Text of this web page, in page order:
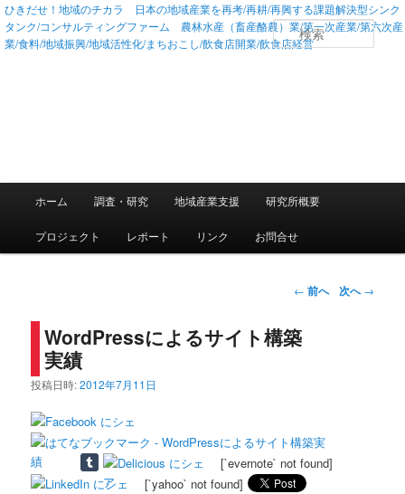
ひきだせ！地域のチカラ 日本の地域産業を再考/再耕/再興する課題解決型シンク
タンク/コンサルティングファーム 農林水産（畜産酪農）業/第一次産業/第六次産
業/食料/地域振興/地域活性化/まちおこし/飲食店開業/飲食店経営
検
索
メインコンテンツへ移動
サブコンテンツへ移動
ホーム 調査・研究 地域産業支援 研究所概要
プロジェクト レポート リンク お問合せ
投稿ナビゲーション
← 前へ 次へ→
WordPressによるサイト構築
実績
投稿日時:2012年7月11日
[`evernote` not found]
[`yahoo` not found]